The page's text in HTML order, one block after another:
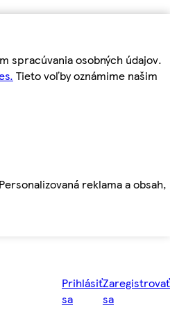
spracúvania osobných údajov.
Tieto voľby oznámime našim
reklama a obsah,
Prihlásiť
sa
Zaregistrovať
sa